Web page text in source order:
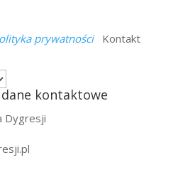
prywatnościKontakt
kontaktowe
Dygresji